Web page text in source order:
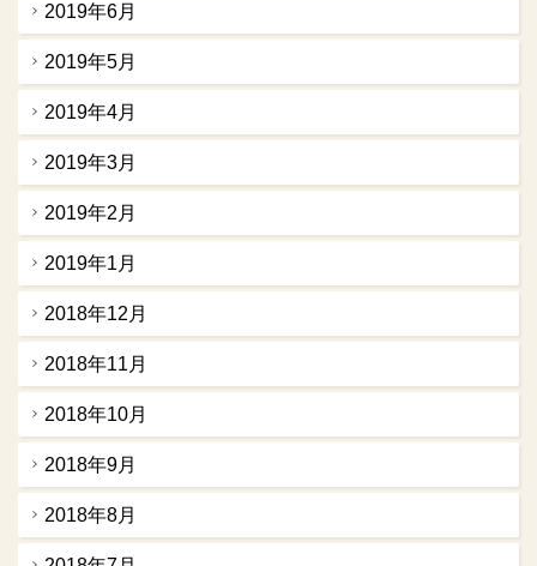
2019年6月
2019年5月
2019年4月
2019年3月
2019年2月
2019年1月
2018年12月
2018年11月
2018年10月
2018年9月
2018年8月